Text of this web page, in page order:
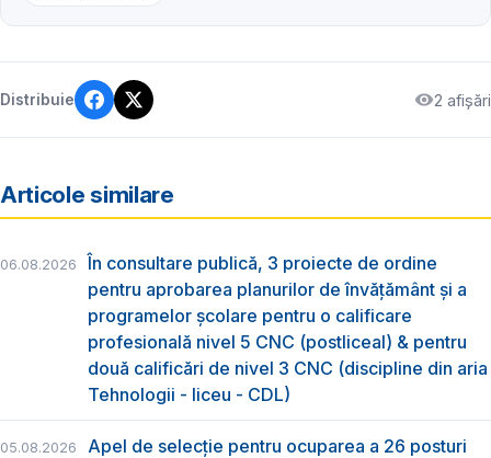
Distribuie 2 afișări
Articole similare
06.08.2026
În consultare publică, 3 proiecte de ordine
pentru aprobarea planurilor de învățământ și a
programelor școlare pentru o calificare
profesională nivel 5 CNC (postliceal) & pentru
două calificări de nivel 3 CNC (discipline din aria
Tehnologii - liceu - CDL)
05.08.2026
Apel de selecție pentru ocuparea a 26 posturi